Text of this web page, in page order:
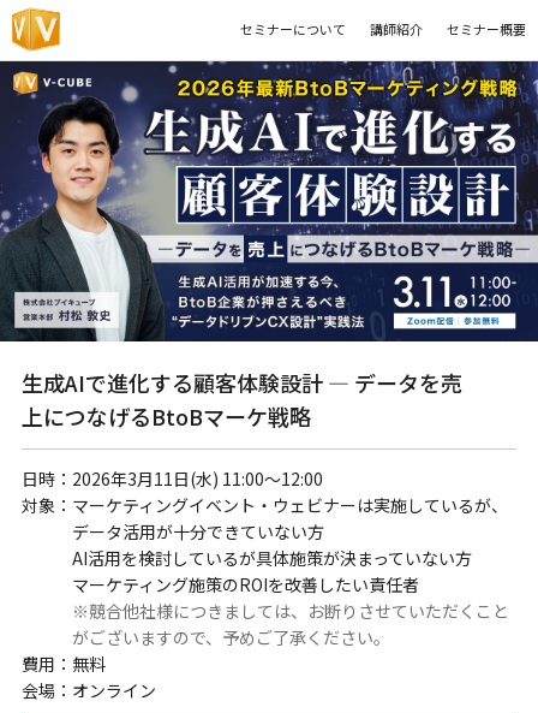
セミナーについて 講師紹介 セミナー概要
生成AIで進化する顧客体験設計 ― データを売
上につなげるBtoBマーケ戦略
日時： 2026年3月11日(水) 11:00～12:00
対象： マーケティングイベント・ウェビナーは実施しているが、
データ活用が十分できていない方
AI活用を検討しているが具体施策が決まっていない方
マーケティング施策のROIを改善したい責任者
※競合他社様につきましては、お断りさせていただくこと
がございますので、予めご了承ください。
費用： 無料
会場： オンライン